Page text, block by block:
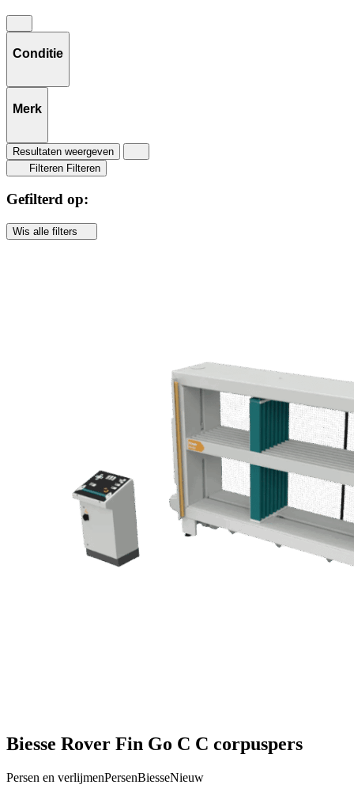
Conditie
Merk
Resultaten weergeven
Filteren Filteren
Gefilterd op:
Wis alle filters
Biesse Rover Fin Go C C corpuspers
Persen en verlijmenPersenBiesseNieuw